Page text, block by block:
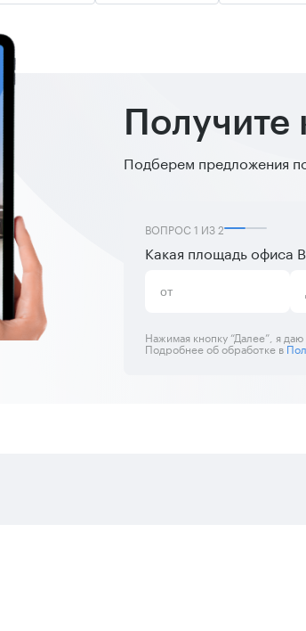
Получите
Подберем предложения
ВОПРОС 1 ИЗ2
Какая площадь офиса
Нажимая кнопку “Далее”, я даю
Подробнее об обработке в